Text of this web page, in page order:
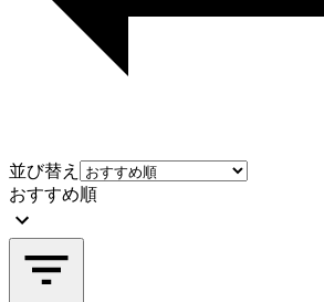
並び替え
おすすめ順